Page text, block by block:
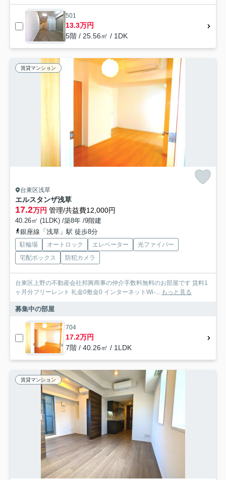
501
13.3万円
5階 / 25.56㎡ / 1DK
賃貸マンション
台東区浅草
エルスタンザ浅草
17.2万円 管理/共益費12,000円
40.26㎡ (1LDK) /築8年 /9階建
銀座線「浅草」駅 徒歩8分
駐輪場 オートロック エレベーター
光ファイバー
宅配ボックス
防犯カメラ
台東区上野の不動産会社邦興商事の仲介手数料無料のお部屋です 賃料1
ヶ月分フリーレント 礼金0敷金0 インターネットWi-... もっと見る
募集中の部屋
704
17.2万円
7階 / 40.26㎡ / 1LDK
賃貸マンション